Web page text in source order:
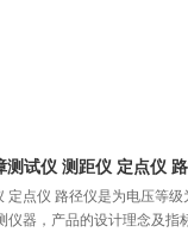
试仪 测距仪 定点仪
定点仪 路径仪是为电压等
仪器，产品的设计理念及指